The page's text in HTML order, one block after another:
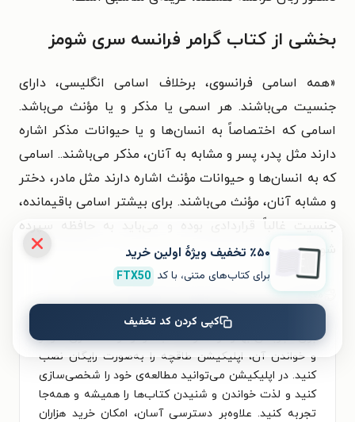
بخشی از کتاب گرامر فرانسه سری شومز
«همه اسامی فرانسوی، برخلاف اسامی انگلیسی، دارای
جنسیت می‌باشند. هر اسمی یا مذکر و یا مؤنث می‌باشد.
اسامی که اختصاصاً به انسان‌ها و یا حیوانات مذکر اشاره
دارند مثل پدر، پسر و مشابه به آنان، مذکر می‌باشند.. اسامی
که به انسان‌ها و حیوانات مؤنث اشاره دارند مثل مادر، دختر
و مشابه آنان، مؤنث می‌باشند. برای بیشتر اسامی باقیمانده،
جنسیت غالباً قراردادی بوده و می‌باید به حافظه سپرده
شود.»
معرفی این کتاب در تاریخ ۲۷ بهمن ۱۴۰۴ به‌روزرسانی شده است.
برای تجربه‌ای بهتر در دانلود کتاب گرامر فرانسه سری شومز
و خواندن آن، اپلیکیشن طاقچه را به‌صورت رایگان نصب
کنید. در اپلیکیشن می‌توانید مطالعه‌ی خود را شخصی‌سازی
کنید و لذت خواندن و شنیدن کتاب‌ها را همیشه و همه‌جا
تجربه کنید. علاوه‌بر دسترسی آسان، امکان خرید هزاران
٪۵۰ تخفیف ویژۀ اولین خرید
برای کتاب‌های متنی، با کد FTX50
کپی کردن کد تخفیف